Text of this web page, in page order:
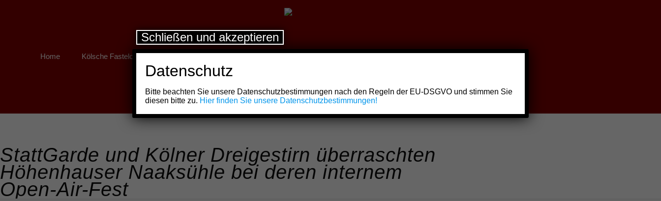
Home Kölsche Fastelovend
StattGarde und Kölner Dreigestirn überraschten
Höhenhauser Naaksühle bei deren internem
Open-Air-Fest
Datenschutz
Bitte beachten Sie unsere Datenschutzbestimmungen nach den Regeln der EU-DSGVO und stimmen Sie
diesen bitte zu. Hier finden Sie unsere Datenschutzbestimmungen!
Schließen und akzeptieren